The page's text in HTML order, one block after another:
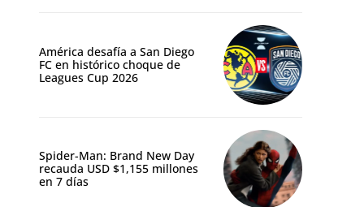
América desafía a San Diego
FC en histórico choque de
Leagues Cup 2026
Spider-Man: Brand New Day
recauda USD $1,155 millones
en 7 días